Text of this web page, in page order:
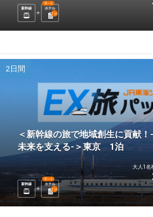
新幹線 ホテル
選べる
1 泊
2日間
＜新幹線の旅で地域創生に貢献
未来を支える-＞東京 1泊
新幹線 ホテル
選べる
1 泊
大人1名